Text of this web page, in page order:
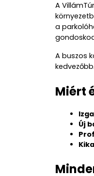
A
a
A buszos
Miért
Új